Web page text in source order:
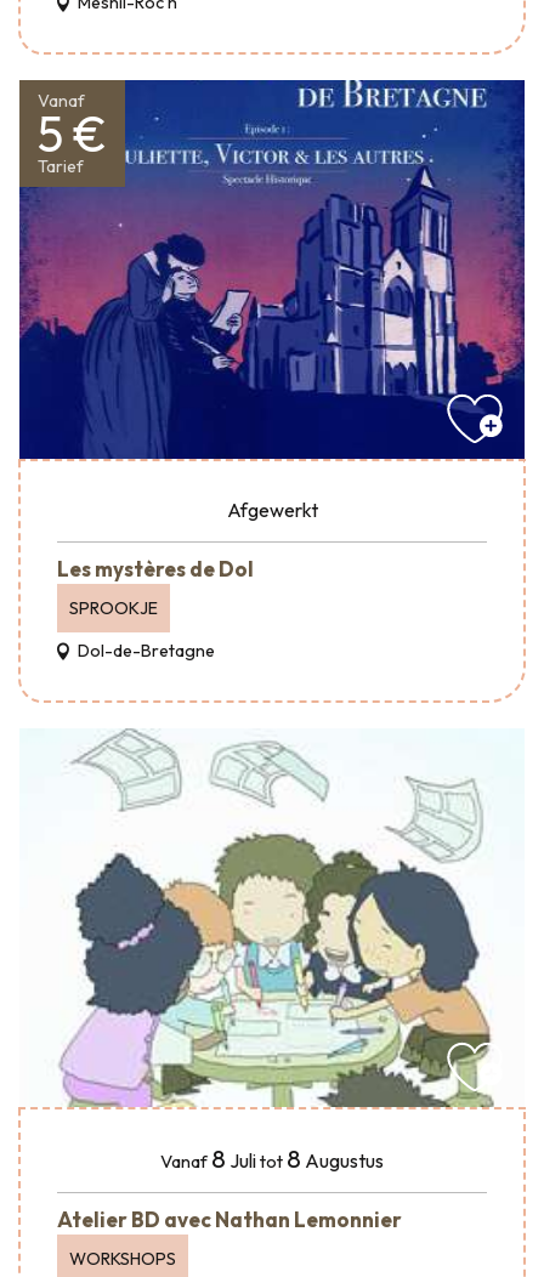
Vanaf
5 €
Tarief
Afgewerkt
Les mystères de Dol
SPROOKJE
Dol-de-Bretagne
Vanaf 8 Julitot 8 Augustus
Atelier BD avec Nathan Lemonnier
WORKSHOPS